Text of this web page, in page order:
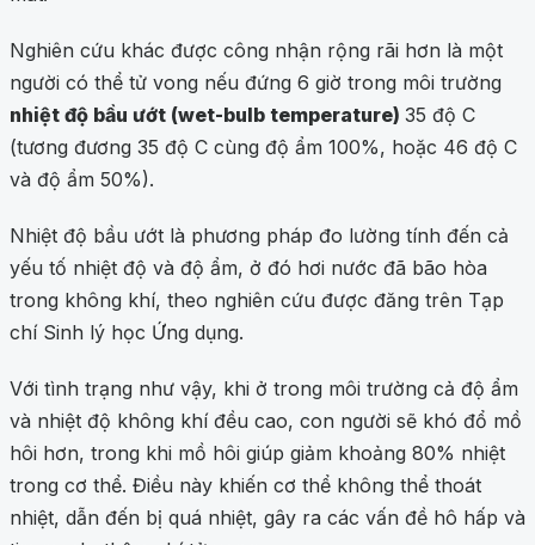
Nghiên cứu khác được công nhận rộng rãi hơn là một
người có thể tử vong nếu đứng 6 giờ trong môi trường
nhiệt độ bầu ướt (wet-bulb temperature) 35 độ C
(tương đương 35 độ C cùng độ ẩm 100%, hoặc 46 độ C
và độ ẩm 50%).
Nhiệt độ bầu ướt là phương pháp đo lường tính đến cả
yếu tố nhiệt độ và độ ẩm, ở đó hơi nước đã bão hòa
trong không khí, theo nghiên cứu được đăng trên Tạp
chí Sinh lý học Ứng dụng.
Với tình trạng như vậy, khi ở trong môi trường cả độ ẩm
và nhiệt độ không khí đều cao, con người sẽ khó đổ mồ
hôi hơn, trong khi mồ hôi giúp giảm khoảng 80% nhiệt
trong cơ thể. Điều này khiến cơ thể không thể thoát
nhiệt, dẫn đến bị quá nhiệt, gây ra các vấn đề hô hấp và